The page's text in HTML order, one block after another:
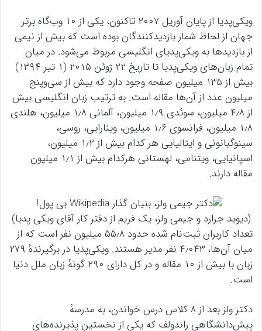
ویکی‌پدیا از پایان آوریل ۲۰۰۷ تاکنون، یکی از ۱۰ وب‌گاه برتر
جهان از لحاظ شمار بازدیدکنندگان بوده است که بیش از نیمی
از بازدیدها به ویکی‌پدیای انگلیسی مربوط می‌شود. در میان
تمام زبان‌های ویکی‌پدیا تا تاریخ ۲۲ ژوئن ۲۰۱۵ (۱ تیر ۱۳۹۴)
بیش از 135 میلیون صفحه وجود دارد که بیش از سی‌وپنج
میلیون عدد از آن‌ها مقاله است. به ترتیب زبان انگلیسی بیش
از ۴٫۸ میلیون، سوئدی ۱٫۹ میلیون، آلمانی ۱٫۸ میلیون، هلندی
۱٫۸ میلیون، فرانسوی ۱٫۶ میلیون، وینارایی، روسی،
سینوگبانونی و ایتالیایی هر کدام بیش از ۱٫۲ میلیون،
اسپانیایی، ویتنامی، لهستانی هرکدام بیش از ۱٫۱ میلیون
مقاله دارند.
(دیوید جرارد و جیمی ولز، یک فریم از دفتر کار آقای ویکی پدیا)
تعداد کاربران ثبت‌نام شده حدود ۵۵٫۸ میلیون نفر است که از
میان آن‌ها، ۴٫۰۴۳ نفر مدیر هستند. ویکی‌پدیا در برگیرندهٔ ۲۷۹
زبان با بیش از ۱۰ مقاله و در کل دارای ۲۹۰ گونهٔ زبان ملل دنیا
است.
دکتر ولز بعد از ۸ کلاس درس خواندن، به مدرسهٔ
پیش‌دانشگاهی راندولف که یکی از نخستین پذیرنده‌های